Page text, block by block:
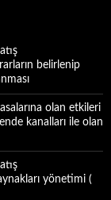
belirlenip
olan etkileri
kanalları ile olan
yönetimi (